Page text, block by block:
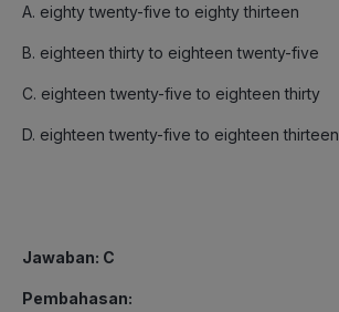
A. eighty twenty-five to eighty thirteen
B. eighteen thirty to eighteen twenty-five
C. eighteen twenty-five to eighteen thirty
D. eighteen twenty-five to eighteen thirteen
Jawaban: C
Pembahasan: